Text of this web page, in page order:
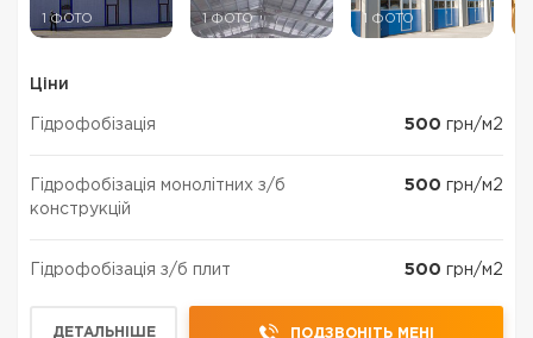
1 ФОТО 1 ФОТО 1 ФОТО
Ціни
Гідрофобізація 500 грн/м2
Гідрофобізація монолітних з/б
конструкцій
500 грн/м2
Гідрофобізація з/б плит 500 грн/м2
ДЕТАЛЬНІШЕ ПОДЗВОНІТЬ МЕНІ